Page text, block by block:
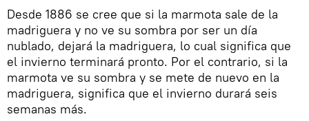
Desde 1886 se cree que si la marmota sale de la
madriguera y no ve su sombra por ser un día
nublado, dejará la madriguera, lo cual significa que
el invierno terminará pronto. Por el contrario, si la
marmota ve su sombra y se mete de nuevo en la
madriguera, significa que el invierno durará seis
semanas más.​